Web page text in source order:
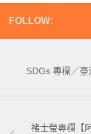
FOLLOW:
SDGs 專欄／
褚士瑩專欄【